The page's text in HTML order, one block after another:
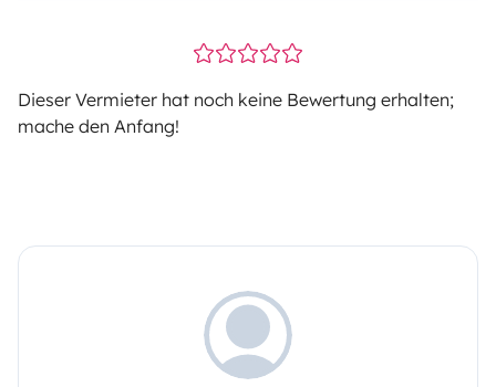
Dieser Vermieter hat noch keine Bewertung erhalten;
mache den Anfang!